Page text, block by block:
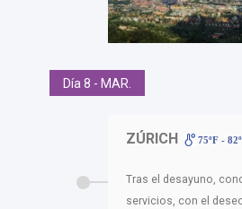
Día 8 - MAR.
ZÚRICH 75ºF -
Tras el desayuno,
servicios, con el